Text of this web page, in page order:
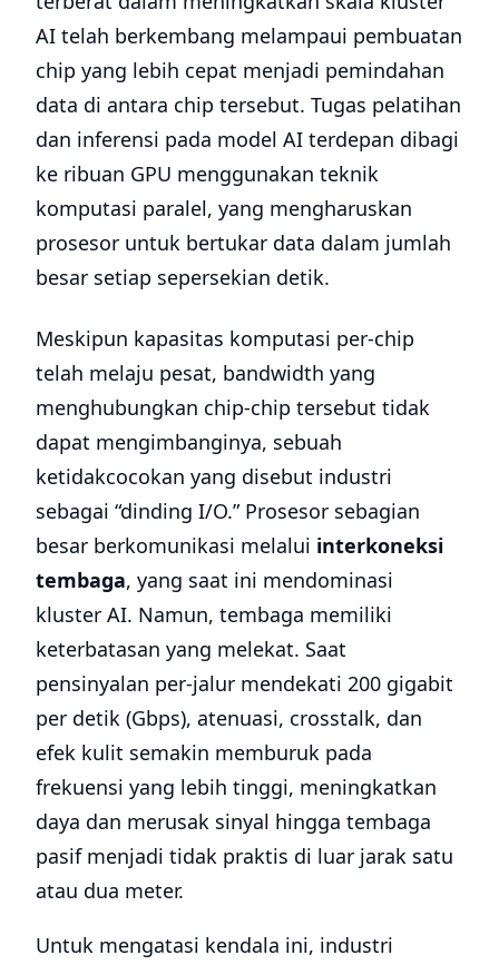
AI telah berkembang melampaui pembuatan
chip yang lebih cepat menjadi pemindahan
data di antara chip tersebut. Tugas pelatihan
dan inferensi pada model AI terdepan dibagi
ke ribuan GPU menggunakan teknik
komputasi paralel, yang mengharuskan
prosesor untuk bertukar data dalam jumlah
besar setiap sepersekian detik.
Meskipun kapasitas komputasi per-chip
telah melaju pesat, bandwidth yang
menghubungkan chip-chip tersebut tidak
dapat mengimbanginya, sebuah
ketidakcocokan yang disebut industri
sebagai “dinding I/O.” Prosesor sebagian
besar berkomunikasi melalui interkoneksi
tembaga, yang saat ini mendominasi
kluster AI. Namun, tembaga memiliki
keterbatasan yang melekat. Saat
pensinyalan per-jalur mendekati 200 gigabit
per detik (Gbps), atenuasi, crosstalk, dan
efek kulit semakin memburuk pada
frekuensi yang lebih tinggi, meningkatkan
daya dan merusak sinyal hingga tembaga
pasif menjadi tidak praktis di luar jarak satu
atau dua meter.
Untuk mengatasi kendala ini, industri